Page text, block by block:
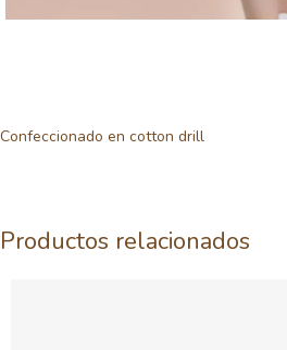
Confeccionado en cotton drill
Productos relacionados